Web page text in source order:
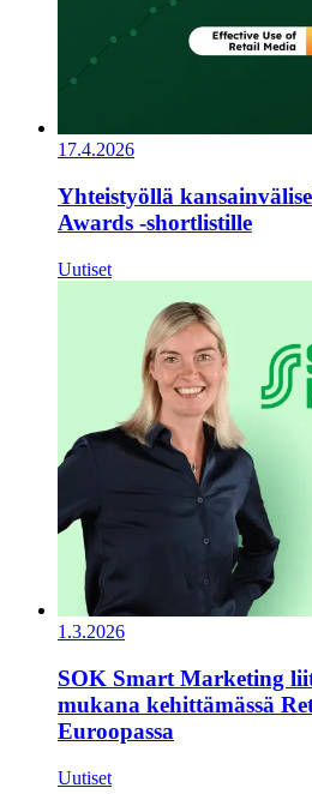
17.4.2026
Yhteistyöllä
Awards -shortlistille
Uutiset
1.3.2026
SOK Smart Marketing
mukana kehittämässä
Euroopassa
Uutiset